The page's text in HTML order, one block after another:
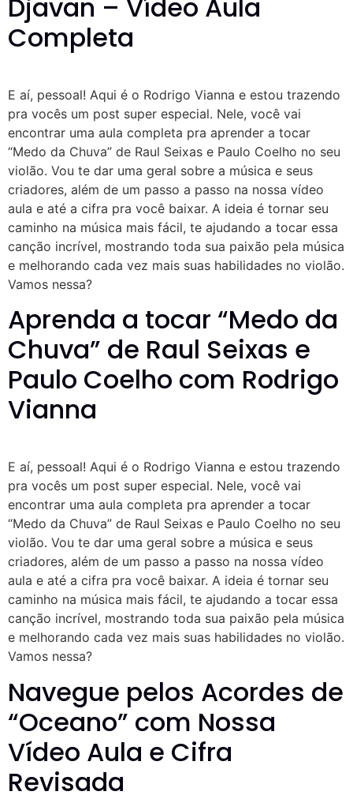
Djavan – Vídeo Aula
Completa
E aí, pessoal! Aqui é o Rodrigo Vianna e estou trazendo
pra vocês um post super especial. Nele, você vai
encontrar uma aula completa pra aprender a tocar
“Medo da Chuva” de Raul Seixas e Paulo Coelho no seu
violão. Vou te dar uma geral sobre a música e seus
criadores, além de um passo a passo na nossa vídeo
aula e até a cifra pra você baixar. A ideia é tornar seu
caminho na música mais fácil, te ajudando a tocar essa
canção incrível, mostrando toda sua paixão pela música
e melhorando cada vez mais suas habilidades no violão.
Vamos nessa?
Aprenda a tocar “Medo da
Chuva” de Raul Seixas e
Paulo Coelho com Rodrigo
Vianna
E aí, pessoal! Aqui é o Rodrigo Vianna e estou trazendo
pra vocês um post super especial. Nele, você vai
encontrar uma aula completa pra aprender a tocar
“Medo da Chuva” de Raul Seixas e Paulo Coelho no seu
violão. Vou te dar uma geral sobre a música e seus
criadores, além de um passo a passo na nossa vídeo
aula e até a cifra pra você baixar. A ideia é tornar seu
caminho na música mais fácil, te ajudando a tocar essa
canção incrível, mostrando toda sua paixão pela música
e melhorando cada vez mais suas habilidades no violão.
Vamos nessa?
Navegue pelos Acordes de
“Oceano” com Nossa
Vídeo Aula e Cifra
Revisada